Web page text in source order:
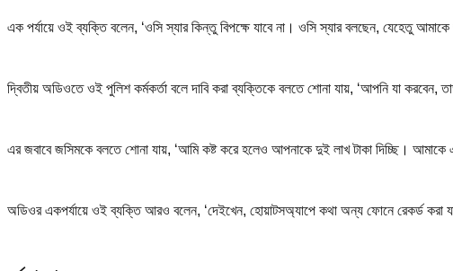
এক পর্যায়ে ওই ব্যক্তি বলেন, ‘ওসি স্যার কিন্তু বিপক্ষে যাবে না। ওসি স্যার বলছেন, যেহেতু আমাকে
দ্বিতীয় অডিওতে ওই পুলিশ কর্মকর্তা বলে দাবি করা ব্যক্তিকে বলতে শোনা যায়, ‘আপনি যা
এর জবাবে জসিমকে বলতে শোনা যায়, ‘আমি কষ্ট করে হলেও আপনাকে দুই লাখ টাকা দিচ্ছি।
অডিওর একপর্যায়ে ওই ব্যক্তি আরও বলেন, ‘দেইখেন, হোয়াটসঅ্যাপে কথা অন্য ফোনে রেকর্ড করা